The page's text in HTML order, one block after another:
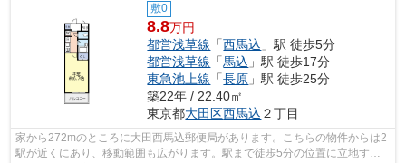
敷0
8.8万円
都営浅草線 「西馬込 」駅 徒歩5分
都営浅草線 「馬込 」駅 徒歩17分
東急池上線 「長原 」駅 徒歩25分
築22年 / 22.40㎡
東京都大田区西馬込 ２丁目
家から272mのところに大田西馬込郵便局があります。こちらの物件からは2
駅が近くにあり、移動範囲も広がります。駅まで徒歩5分の位置に立地す